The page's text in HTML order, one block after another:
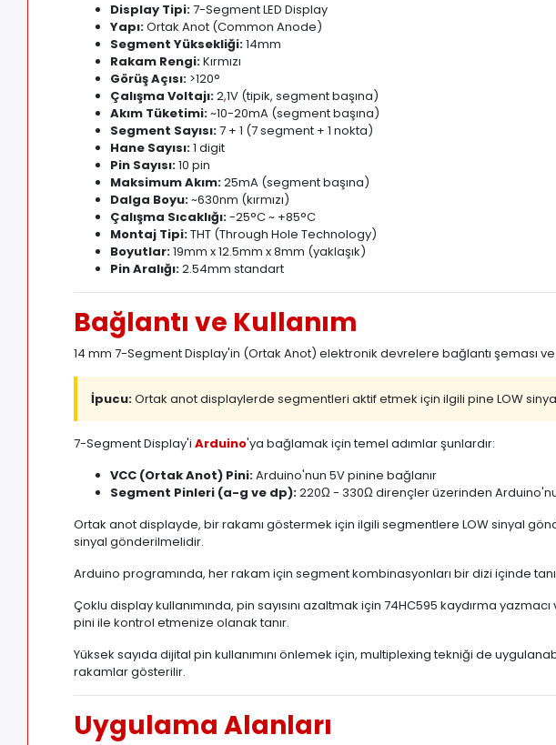
Display Tipi:7-Segment LED Display
Yapı:Ortak Anot (Common Anode)
Segment Yüksekliği:14mm
Rakam Rengi:Kırmızı
Görüş Açısı: >120°
Çalışma Voltajı:2,1V (tipik, segment başına)
Akım Tüketimi:~10-20mA (segment başına)
Segment Sayısı:7 + 1 (7 segment + 1 nokta)
Hane Sayısı:1 digit
Pin Sayısı:10 pin
Maksimum Akım:25mA (segment başına)
Dalga Boyu:~630nm (kırmızı)
Çalışma Sıcaklığı:-25°C ~ +85°C
Montaj Tipi:THT (Through Hole Technology)
Boyutlar:19mm x 12.5mm x 8mm (yaklaşık)
Pin Aralığı:2.54mm standart
Bağlantı ve Kullanım
14 mm 7-Segment Display'in (Ortak Anot) elektronik devrelere bağlantı şeması ve
İpucu:Ortak anot displaylerde segmentleri aktif etmek için ilgili pine LOW sinyal
7-Segment Display'iArduino'ya bağlamak için temel adımlar şunlardır:
VCC (Ortak Anot) Pini:Arduino'nun 5V pinine bağlanır
Segment Pinleri (a-g ve dp):220Ω - 330Ω dirençler üzerinden
Ortak anot displayde, bir rakamı göstermek için ilgili segmentlere LOW sinyal
sinyal gönderilmelidir.
Arduino programında, her rakam için segment kombinasyonları bir dizi içinde
Çoklu display kullanımında, pin sayısını azaltmak için 74HC595 kaydırma
pini ile kontrol etmenize olanak tanır.
Yüksek sayıda dijital pin kullanımını önlemek için, multiplexing tekniği de
rakamlar gösterilir.
Uygulama Alanları